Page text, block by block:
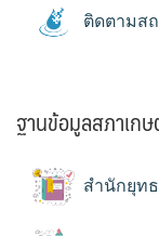
ติดตามส
ฐานข้อมูลสภาเก
สำนักยุท